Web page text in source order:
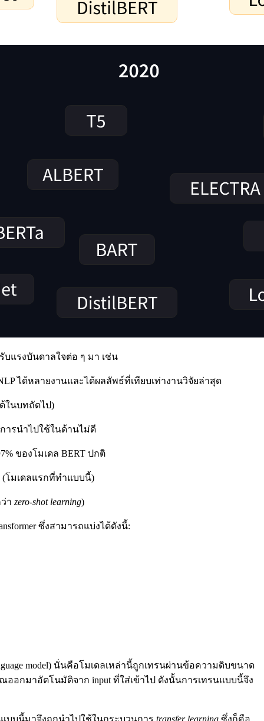
บแรงบันดาลใจต่อ ๆ มา เช่น
ได้หลายงานและได้ผลลัพธ์ที่เทียบเท่างานวิจัยล่าสุด
ในบทถัดไป)
ารนำไปใช้ในด้านไม่ดี
ของโมเดล BERT ปกติ
(โมเดลแรกที่ทำแบบนี้)
า zero-shot learning)
ซึ่งสามารถแบ่งได้ดังนี้:
model) นั่นคือโมเดลเหล่านี้ถูกเทรนผ่านข้อความดิบขนาด
ณออกมาอัตโนมัติจาก input ที่ใส่เข้าไป ดังนั้นการเทรนแบบนี้จึง
บบนี้มาจึงถูกนำไปใช้ในกระบวนการ transfer learning ซึ่งก็คือ